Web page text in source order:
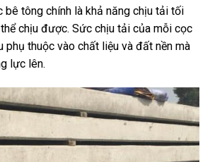
bê tông chính là khả năng chịu tải tối
chịu được. Sức chịu tải của mỗi cọc
phụ thuộc vào chất liệu và đất nền mà
lực lên.